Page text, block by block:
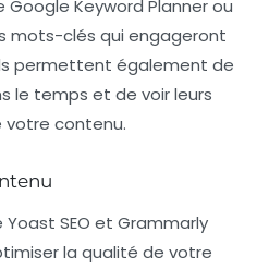
Google Keyword Plannerou
mots-clés qui engageront
permettent également de
le temps et de voir leurs
votre contenu.
Yoast SEO et Grammarly
la qualité de votre